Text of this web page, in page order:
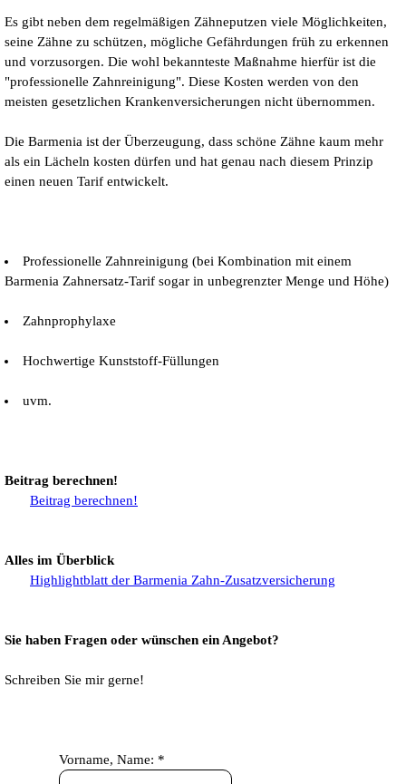
Es gibt neben dem regelmäßigen Zähneputzen viele Möglichkeiten,
seine Zähne zu schützen, mögliche Gefährdungen früh zu erkennen
und vorzusorgen. Die wohl bekannteste Maßnahme hierfür ist die
"professionelle Zahnreinigung". Diese Kosten werden von den
meisten gesetzlichen Krankenversicherungen nicht übernommen.
Die Barmenia ist der Überzeugung, dass schöne Zähne kaum mehr
als ein Lächeln kosten dürfen und hat genau nach diesem Prinzip
einen neuen Tarif entwickelt.
Professionelle Zahnreinigung (bei Kombination mit einem
Barmenia Zahnersatz-Tarif sogar in unbegrenzter Menge und Höhe)
Zahnprophylaxe
Hochwertige Kunststoff-Füllungen
uvm.
Beitrag berechnen!
Beitrag berechnen!
Alles im Überblick
Highlightblatt der Barmenia Zahn-Zusatzversicherung
Sie haben Fragen oder wünschen ein Angebot?
Schreiben Sie mir gerne!
Vorname, Name: *